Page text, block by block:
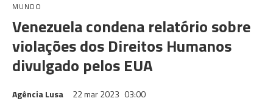
MUNDO
Venezuela condena relatório sobre
violações dos Direitos Humanos
divulgado pelos EUA
Agência Lusa 22 mar 2023 03:00